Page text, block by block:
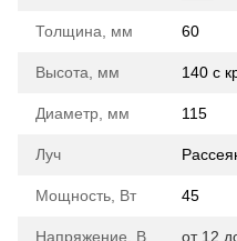
Толщина, мм 60
Высота, мм 140 с
Диаметр, мм 115
Луч
Мощность, Вт 45
Напряжение, В от 12